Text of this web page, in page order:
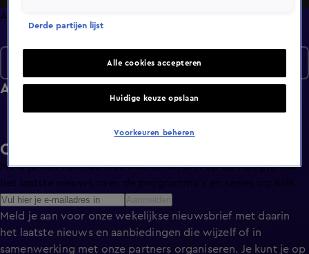
regelmatig op het podium te vinden was met zijn
breakdance moves.
Afleveringen
Afleveringen
Ontvang de KIJK-nieuwsbrief
Meld je aan voor de nieuwsbrief en blijf op de hoogte van
het laatste nieuws over de programma’s en series op KIJK.
Meld je aan voor onze wekelijkse nieuwsbrief met daarin
het laatste nieuws en aanbiedingen die wijzelf of in
samenwerking met onze partners organiseren. Je kunt je op
Derde partijen lijst
Alle cookies accepteren
Huidige keuze opslaan
Voorkeuren beheren